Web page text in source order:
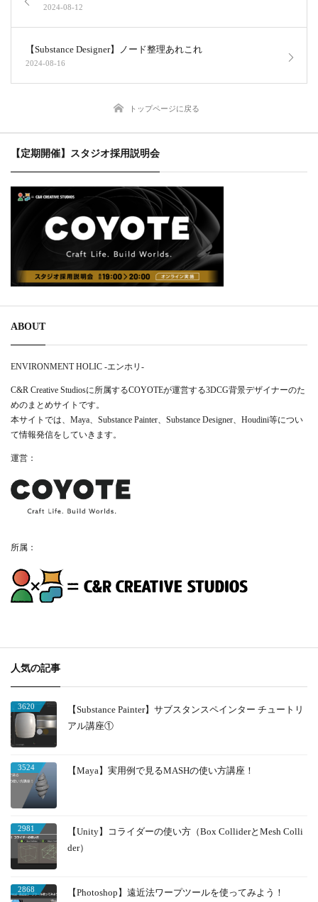
2024-08-12
【Substance Designer】ノード整理あれこれ
2024-08-16
トップページに戻る
【定期開催】スタジオ採用説明会
ABOUT
ENVIRONMENT HOLIC -エンホリ-
C&R Creative Studiosに所属するCOYOTEが運営する3DCG背景デザイナーのた
めのまとめサイトです。
本サイトでは、Maya、Substance Painter、Substance Designer、Houdini等につい
て情報発信をしていきます。
運営：
所属：
人気の記事
3620
【Substance Painter】サブスタンスペインター チュートリ
アル講座①
3524 【Maya】実用例で見るMASHの使い方講座！
2981
【Unity】コライダーの使い方（Box ColliderとMesh Colli
der）
2868 【Photoshop】遠近法ワープツールを使ってみよう！